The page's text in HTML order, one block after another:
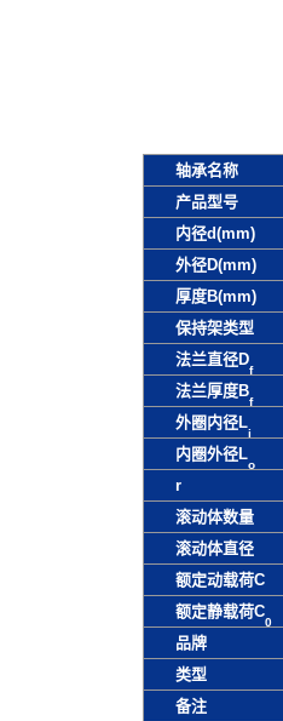
轴承名称
产品型号
内径d(mm)
外径D(mm)
厚度B(mm)
保持架类型
法兰直径D
f
法兰厚度B
f
外圈内径L
i
内圈外径L
o
r
滚动体数量
滚动体直径
额定动载荷C
额定静载荷C
0
品牌
类型
备注